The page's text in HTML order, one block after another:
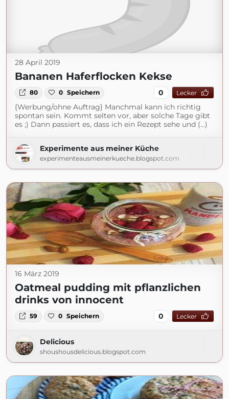
28 April 2019
Bananen Haferflocken Kekse
80 0 Speichern 0 Lecker
{Werbung/ohne Auftrag} Manchmal kann ich richtig
spontan sein. Kommt selten vor, aber solche Tage gibt
es ;) Dann passiert es, dass ich ein Rezept sehe und (...)
Experimente aus meiner Küche
experimenteausmeinerkueche.blogspot.com
16 März 2019
Oatmeal pudding mit pflanzlichen
drinks von innocent
59 0 Speichern 0 Lecker
Delicious
shoushousdelicious.blogspot.com